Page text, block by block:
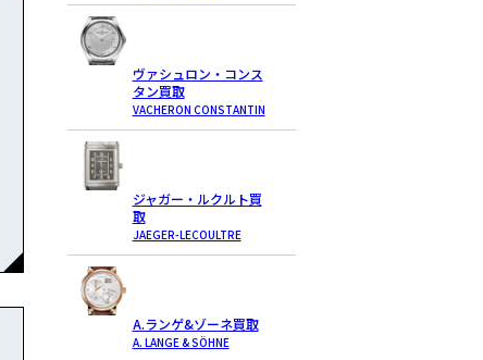
ヴァシュロン・コンス
タン買取
VACHERON CONSTANTIN
ジャガー・ルクルト買
取
JAEGER-LECOULTRE
A.ランゲ&ゾーネ買取
A. LANGE & SÖHNE